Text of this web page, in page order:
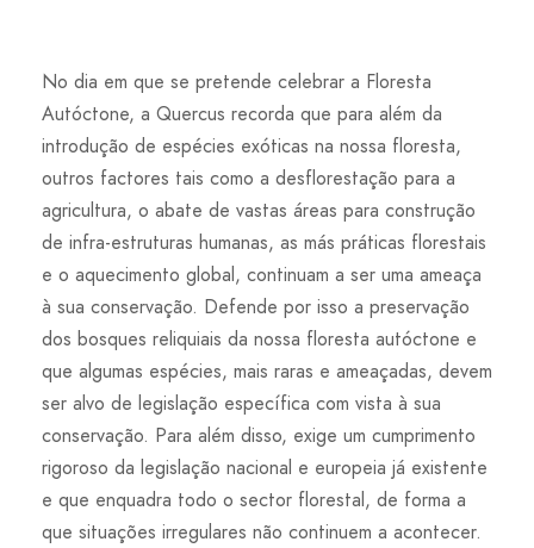
No dia em que se pretende celebrar a Floresta
Autóctone, a Quercus recorda que para além da
introdução de espécies exóticas na nossa floresta,
outros factores tais como a desflorestação para a
agricultura, o abate de vastas áreas para construção
de infra-estruturas humanas, as más práticas florestais
e o aquecimento global, continuam a ser uma ameaça
à sua conservação. Defende por isso a preservação
dos bosques reliquiais da nossa floresta autóctone e
que algumas espécies, mais raras e ameaçadas, devem
ser alvo de legislação específica com vista à sua
conservação. Para além disso, exige um cumprimento
rigoroso da legislação nacional e europeia já existente
e que enquadra todo o sector florestal, de forma a
que situações irregulares não continuem a acontecer.